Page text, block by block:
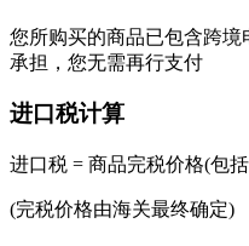
您所购买的商品已包含跨
承担，您无需再行支付
进口税计算
进口税 = 商品完税价格(包
(完税价格由海关最终确定)